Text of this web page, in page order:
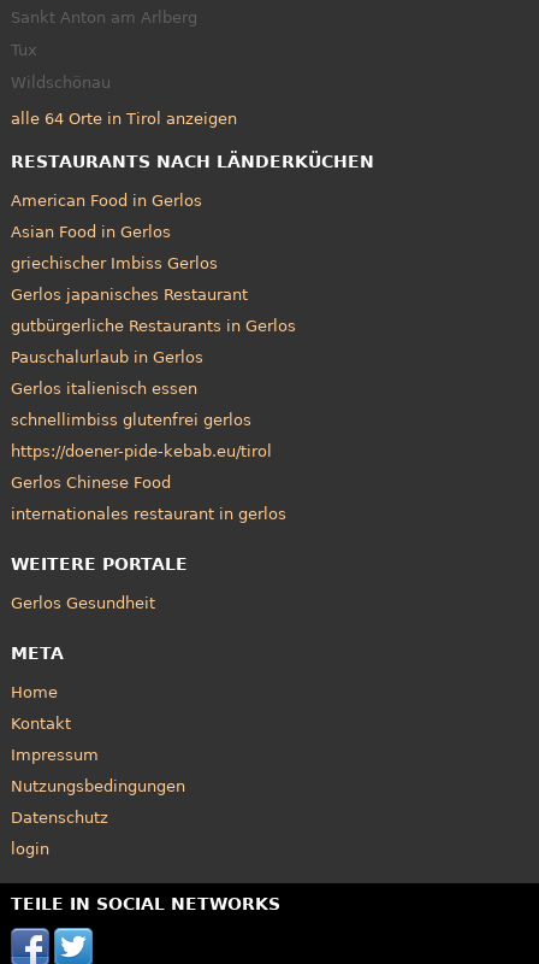
Sankt Anton am Arlberg
Tux
Wildschönau
alle 64 Orte in Tirol anzeigen
RESTAURANTS NACH LÄNDERKÜCHEN
American Food in Gerlos
Asian Food in Gerlos
griechischer Imbiss Gerlos
Gerlos japanisches Restaurant
gutbürgerliche Restaurants in Gerlos
Pauschalurlaub in Gerlos
Gerlos italienisch essen
schnellimbiss glutenfrei gerlos
https://doener-pide-kebab.eu/tirol
Gerlos Chinese Food
internationales restaurant in gerlos
WEITERE PORTALE
Gerlos Gesundheit
META
Home
Kontakt
Impressum
Nutzungsbedingungen
Datenschutz
login
TEILE IN SOCIAL NETWORKS